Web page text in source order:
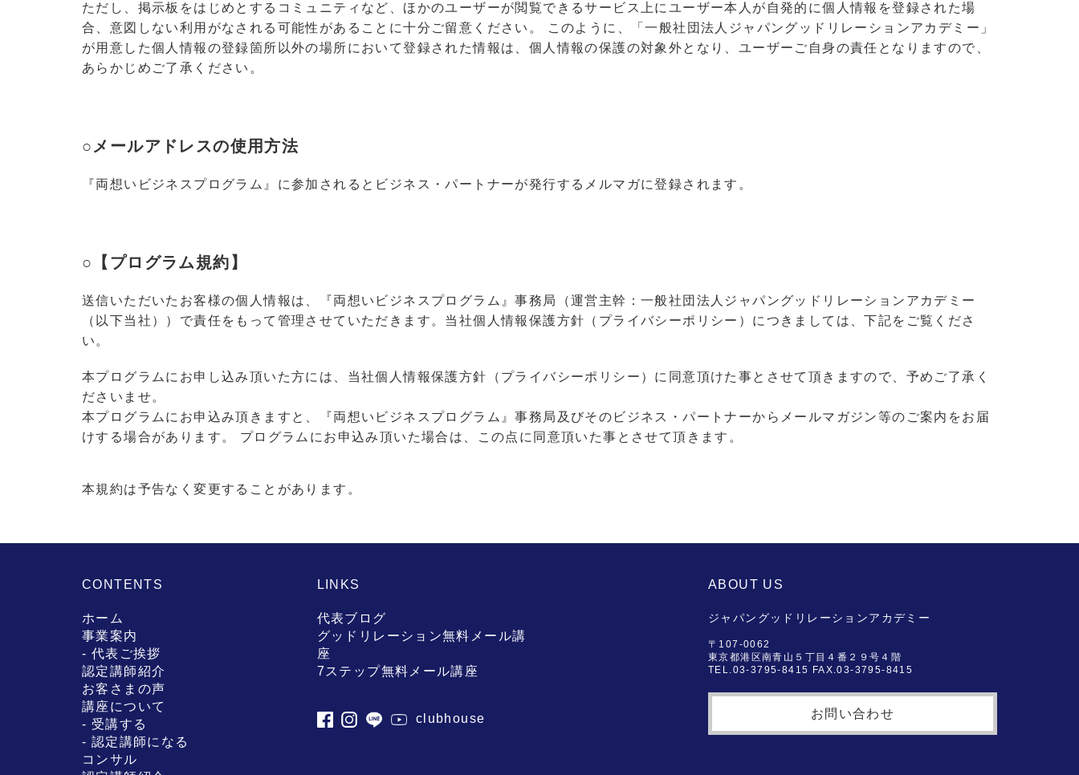
ただし、掲示板をはじめとするコミュニティなど、ほかのユーザーが閲覧できるサービス上にユーザー本人が自発的に個人情報を登録された場
合、意図しない利用がなされる可能性があることに十分ご留意ください。 このように、「一般社団法人ジャパングッドリレーションアカデミー」
が用意した個人情報の登録箇所以外の場所において登録された情報は、個人情報の保護の対象外となり、ユーザーご自身の責任となりますので、
あらかじめご了承ください。
○メールアドレスの使用方法
『両想いビジネスプログラム』に参加されるとビジネス・パートナーが発行するメルマガに登録されます。
○【プログラム規約】
送信いただいたお客様の個人情報は、『両想いビジネスプログラム』事務局（運営主幹：一般社団法人ジャパングッドリレーションアカデミー
（以下当社））で責任をもって管理させていただきます。当社個人情報保護方針（プライバシーポリシー）につきましては、下記をご覧くださ
い。
本プログラムにお申し込み頂いた方には、当社個人情報保護方針（プライバシーポリシー）に同意頂けた事とさせて頂きますので、予めご了承く
ださいませ。
本プログラムにお申込み頂きますと、『両想いビジネスプログラム』事務局及びそのビジネス・パートナーからメールマガジン等のご案内をお届
けする場合があります。 プログラムにお申込み頂いた場合は、この点に同意頂いた事とさせて頂きます。
本規約は予告なく変更することがあります。
CONTENTS
ホーム
事業案内
- 代表ご挨拶
認定講師紹介
お客さまの声
講座について
- 受講する
- 認定講師になる
コンサル
LINKS
代表ブログ
グッドリレーション無料メール講
座
7ステップ無料メール講座
clubhouse
ABOUT US
ジャパングッドリレーションアカデミー
〒107-0062
東京都港区南青山５丁目４番２９号４階
TEL.03-3795-8415 FAX.03-3795-8415
お問い合わせ